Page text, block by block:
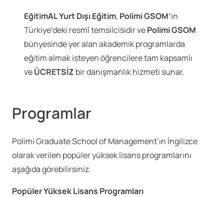
EğitimAL Yurt Dışı Eğitim, Polimi GSOM’in
Türkiye’deki resmî temsilcisidir vePolimi GSOM
bünyesinde yer alan akademik programlarda
eğitim almak isteyen öğrencilere tam kapsamlı
veÜCRETSİZ bir danışmanlık hizmeti sunar.
Programlar
Polimi Graduate School of Management’ın İngilizce
olarak verilen popüler yüksek lisans programlarını
aşağıda görebilirsiniz.
Popüler Yüksek Lisans Programları